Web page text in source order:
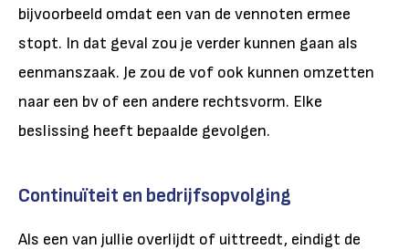
bijvoorbeeld omdat een van de vennoten ermee
stopt. In dat geval zou je verder kunnen gaan als
eenmanszaak. Je zou de vof ook kunnen omzetten
naar een bv of een andere rechtsvorm. Elke
beslissing heeft bepaalde gevolgen.
Continuïteit en bedrijfsopvolging
Als een van jullie overlijdt of uittreedt, eindigt de